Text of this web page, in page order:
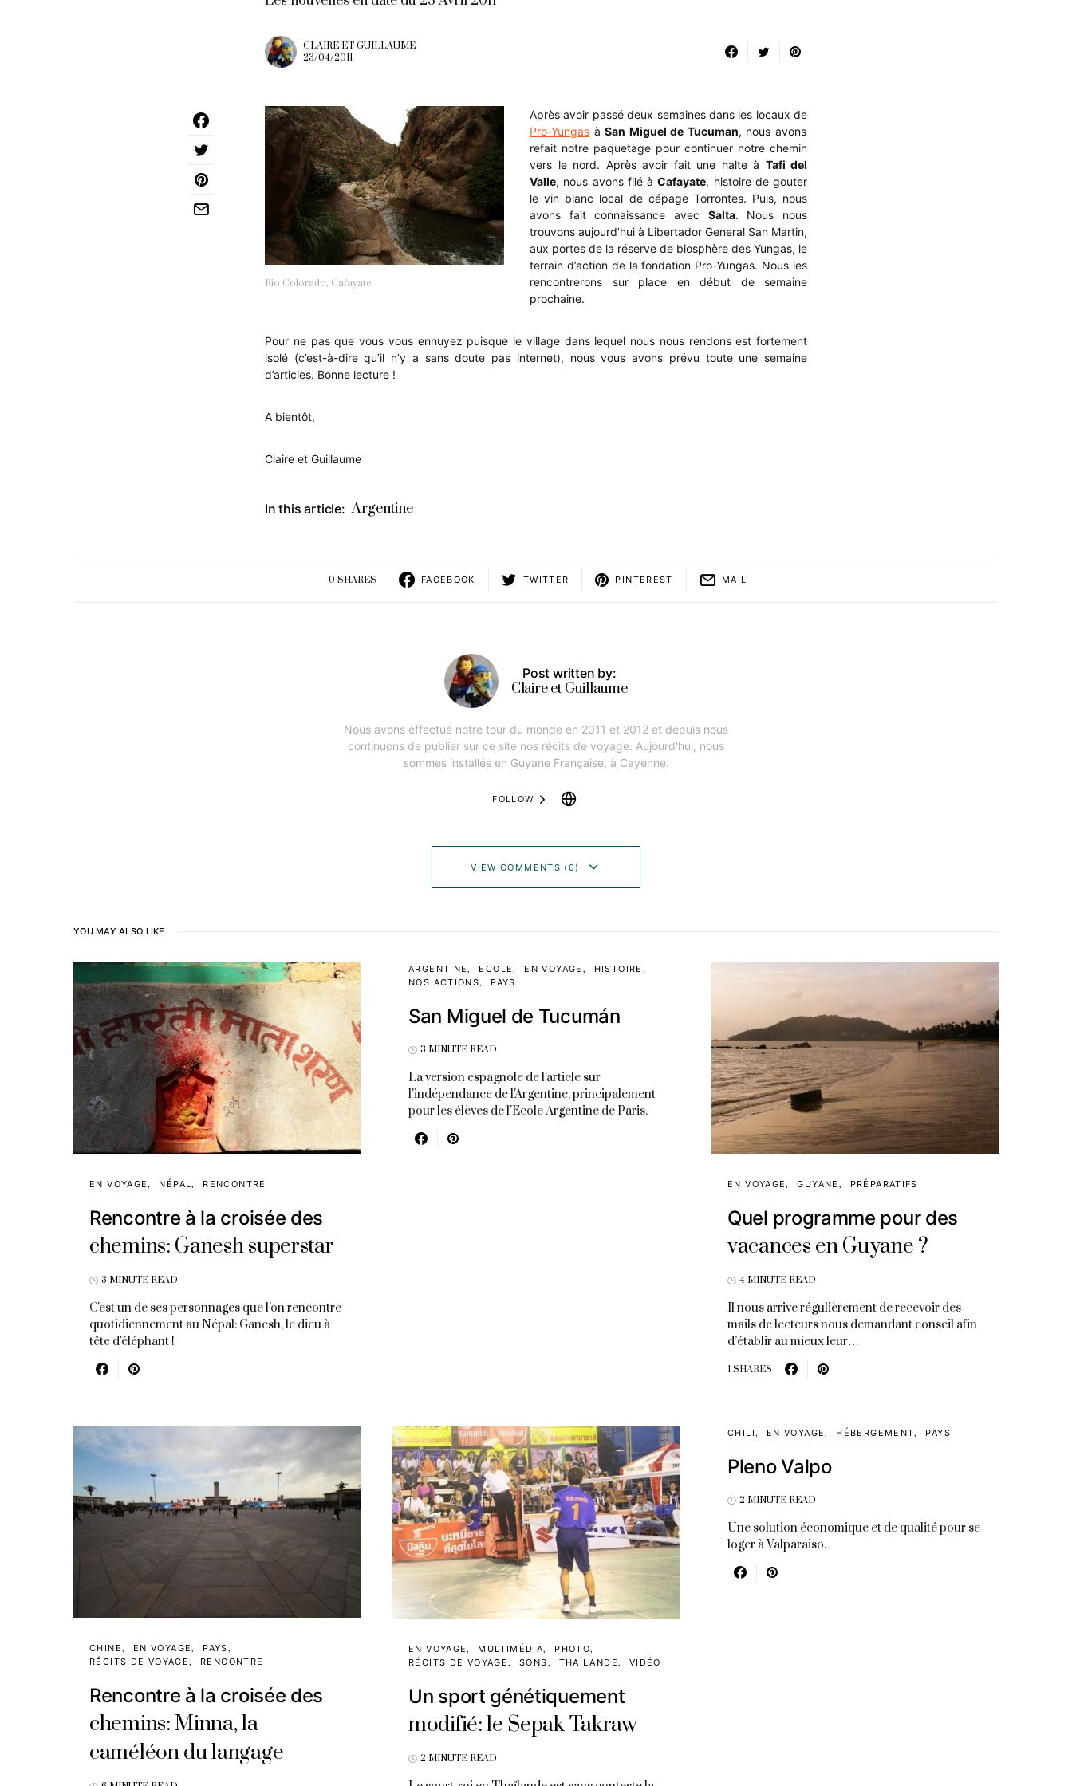
CLAIRE ET GUILLAUME
23/04/2011
Rio Colorado, Cafayate
Après avoir passé deux semaines dans les locaux de
Pro-Yungas à San Miguel de Tucuman, nous avons
refait notre paquetage pour continuer notre chemin
vers le nord. Après avoir fait une halte à Tafi del
Valle, nous avons filé àCafayate, histoire de gouter
le vin blanc local de cépage Torrontes. Puis, nous
avons fait connaissance avec Salta. Nous nous
trouvons aujourd’hui à Libertador General San Martin,
aux portes de la réserve de biosphère des Yungas, le
terrain d’action de la fondation Pro-Yungas. Nous les
rencontrerons sur place en début de semaine
prochaine.
Pour ne pas que vous vous ennuyez puisque le village dans lequel nous nous rendons est fortement
isolé (c’est-à-dire qu’il n’y a sans doute pas internet), nous vous avons prévu toute une semaine
d’articles. Bonne lecture !
A bientôt,
Claire et Guillaume
In this article: Argentine
0 SHARES FACEBOOK TWITTER PINTEREST MAIL
Post written by:
Claire et Guillaume
Nous avons effectué notre tour du monde en 2011 et 2012 et depuis nous
continuons de publier sur ce site nos récits de voyage. Aujourd'hui, nous
sommes installés en Guyane Française, à Cayenne.
FOLLOW
VIEW COMMENTS (0)
YOU MAY ALSO LIKE
EN VOYAGE NÉPAL RENCONTRE
Rencontre à la croisée des
chemins: Ganesh superstar
3 MINUTE READ
C'est un de ses personnages que l'on rencontre
quotidiennement au Népal: Ganesh, le dieu à
tête d'éléphant !
ARGENTINE ECOLE EN VOYAGE
HISTOIRE
NOS ACTIONS
PAYS
San Miguel de Tucumán
3 MINUTE READ
La version espagnole de l'article sur
l'indépendance de l'Argentine, principalement
pour les élèves de l'Ecole Argentine de Paris.
EN VOYAGE GUYANE PRÉPARATIFS
Quel programme pour des
vacances en Guyane ?
4 MINUTE READ
Il nous arrive régulièrement de recevoir des
mails de lecteurs nous demandant conseil afin
d’établir au mieux leur…
1 SHARES
CHINE EN VOYAGE
PAYS
RÉCITS DE VOYAGE
RENCONTRE
Rencontre à la croisée des
chemins: Minna, la
caméléon du langage
EN VOYAGE MULTIMÉDIA
PHOTO
RÉCITS DE VOYAGE
SONS THAÏLANDE VIDÉO
Un sport génétiquement
modifié: le Sepak Takraw
2 MINUTE READ
CHILI EN VOYAGE HÉBERGEMENT PAYS
Pleno Valpo
2 MINUTE READ
Une solution économique et de qualité pour se
loger à Valparaiso.